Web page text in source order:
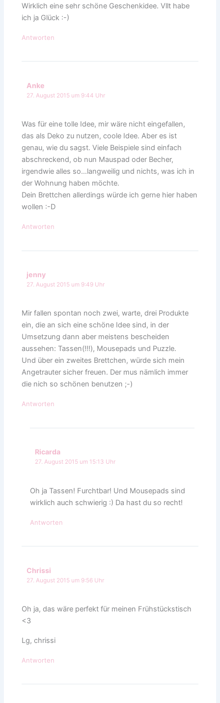
Wirklich eine sehr schöne Geschenkidee. Vllt habe
ich ja Glück :-)
Antworten
Anke
27. August 2015 um 9:44 Uhr
Was für eine tolle Idee, mir wäre nicht eingefallen,
das als Deko zu nutzen, coole Idee. Aber es ist
genau, wie du sagst. Viele Beispiele sind einfach
abschreckend, ob nun Mauspad oder Becher,
irgendwie alles so…langweilig und nichts, was ich in
der Wohnung haben möchte.
Dein Brettchen allerdings würde ich gerne hier haben
wollen :-D
Antworten
jenny
27. August 2015 um 9:49 Uhr
Mir fallen spontan noch zwei, warte, drei Produkte
ein, die an sich eine schöne Idee sind, in der
Umsetzung dann aber meistens bescheiden
aussehen: Tassen(!!!), Mousepads und Puzzle.
Und über ein zweites Brettchen, würde sich mein
Angetrauter sicher freuen. Der mus nämlich immer
die nich so schönen benutzen ;-)
Antworten
Ricarda
27. August 2015 um 15:13 Uhr
Oh ja Tassen! Furchtbar! Und Mousepads sind
wirklich auch schwierig :) Da hast du so recht!
Antworten
Chrissi
27. August 2015 um 9:56 Uhr
Oh ja, das wäre perfekt für meinen Frühstückstisch
<3
Lg, chrissi
Antworten